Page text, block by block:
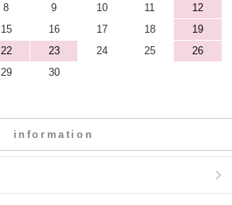
8 9 10 11
12
15 16 17 18
19
22 23 24 25
26
29 30
information